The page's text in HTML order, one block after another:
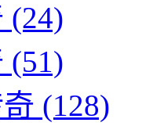
(24)
(51)
(128)